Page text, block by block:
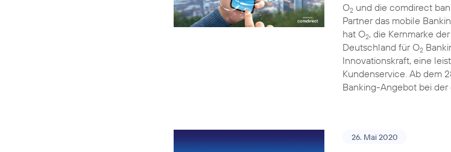
O2 und die comdirect
Partner das mobile
hat O2, die Kernmarke
Deutschland für O2
Innovationskraft, eine
Kundenservice. Ab dem
Banking-Angebot bei der
26. Mai 2020